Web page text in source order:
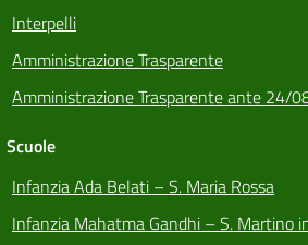
Interpelli
Amministrazione Trasparente
Amministrazione Trasparente ante 24/
Scuole
Infanzia Ada Belati – S. Maria Rossa
Infanzia Mahatma Gandhi – S. Martino